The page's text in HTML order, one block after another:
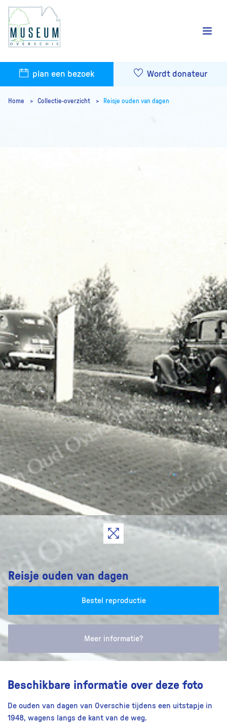
plan een bezoek Wordt donateur
Home Collectie-overzicht Reisje ouden van dagen
Reisje ouden van dagen
Bestel reproductie
Meer informatie?
Beschikbare informatie over deze foto
De ouden van dagen van Overschie tijdens een uitstapje in
1948, wagens langs de kant van de weg.